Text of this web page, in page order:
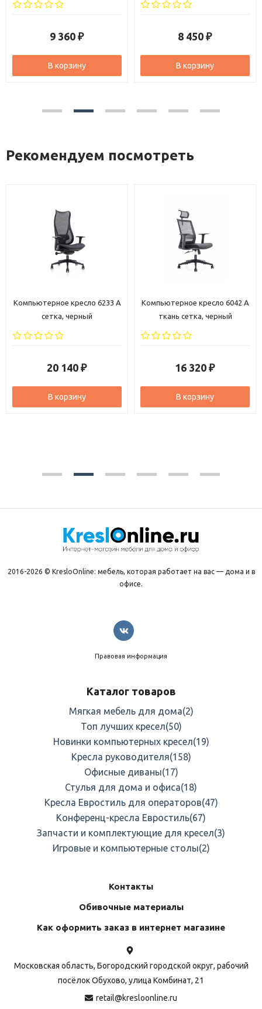
9 360 ₽
В корзину
8 450 ₽
В корзину
Рекомендуем посмотреть
Компьютерное кресло 6233 A
сетка, черный
20 140 ₽
В корзину
Компьютерное кресло 6042 A
ткань сетка, черный
16 320 ₽
В корзину
2016-2026 © KresloOnline: мебель, которая работает на вас — дома и в
офисе.
Правовая информация
Каталог товаров
Мягкая мебель для дома(2)
Топ лучших кресел(50)
Новинки компьютерных кресел(19)
Кресла руководителя(158)
Офисные диваны(17)
Стулья для дома и офиса(18)
Кресла Евростиль для операторов(47)
Конференц-кресла Евростиль(67)
Запчасти и комплектующие для кресел(3)
Игровые и компьютерные столы(2)
Контакты
Обивочные материалы
Как оформить заказ в интернет магазине
Московская область, Богородский городской округ, рабочий
посёлок Обухово, улица Комбинат, 21
retail@kresloonline.ru